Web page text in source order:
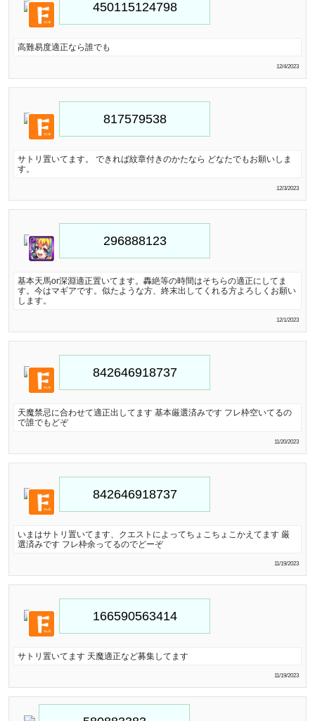
高難易度適正なら誰でも
12/4/2023
サトリ置いてます。 できれば紋章付きのかたなら どなたでもお願いしま
す。
12/3/2023
基本天馬or深淵適正置いてます。轟絶等の時間はそちらの適正にしてま
す。今はマギアです。似たような方、終末出してくれる方よろしくお願い
します。
12/1/2023
天魔禁忌に合わせて適正出してます 基本厳選済みです フレ枠空いてるの
で誰でもどぞ
11/20/2023
いまはサトリ置いてます、クエストによってちょこちょこかえてます 厳
選済みです フレ枠余ってるのでどーぞ
11/19/2023
サトリ置いてます 天魔適正など募集してます
11/19/2023